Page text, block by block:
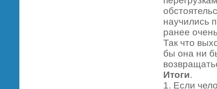
научились
ранее
Так что
бы она ни
Итоги.
1. Если